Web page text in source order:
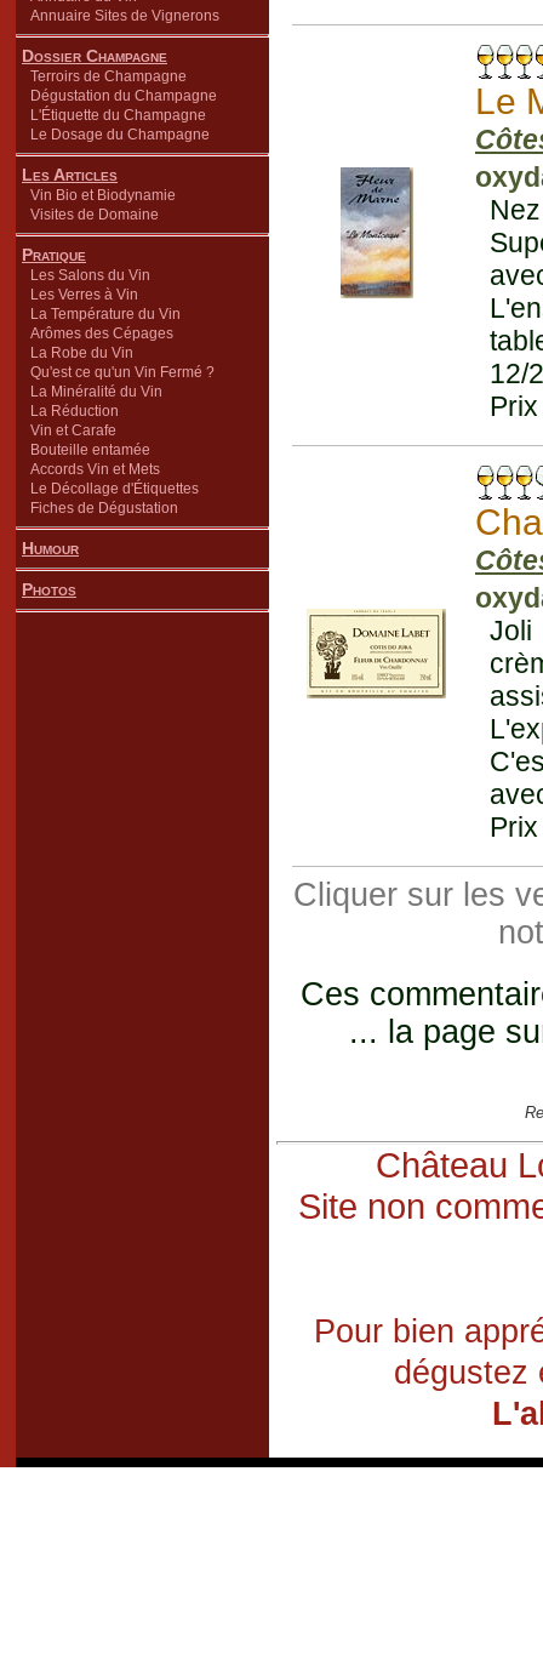
Annuaire Sites de Vignerons
Dossier Champagne
Terroirs de Champagne
Dégustation du Champagne
L'Étiquette du Champagne
Le Dosage du Champagne
Les Articles
Vin Bio et Biodynamie
Visites de Domaine
Pratique
Les Salons du Vin
Les Verres à Vin
La Température du Vin
Arômes des Cépages
La Robe du Vin
Qu'est ce qu'un Vin Fermé ?
La Minéralité du Vin
La Réduction
Vin et Carafe
Bouteille entamée
Accords Vin et Mets
Le Décollage d'Étiquettes
Fiches de Dégustation
Humour
Photos
Le
12/
Cliquer sur les
Ces
... la page
Château
Site non
Pour bien
dégustez